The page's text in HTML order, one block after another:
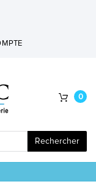
Rechercher
0